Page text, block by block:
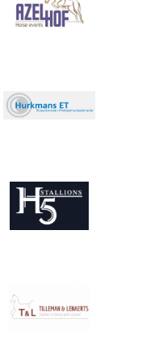
Afbeelding
Afbeelding
Afbeelding